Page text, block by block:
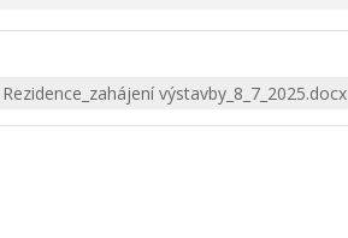
výstavby_8_7_2025.docx